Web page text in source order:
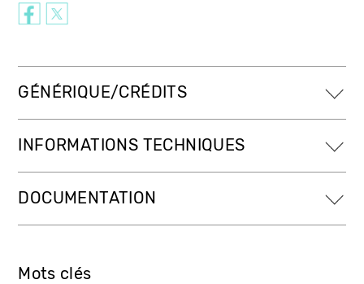
GÉNÉRIQUE/CRÉDITS
INFORMATIONS TECHNIQUES
DOCUMENTATION
Mots clés